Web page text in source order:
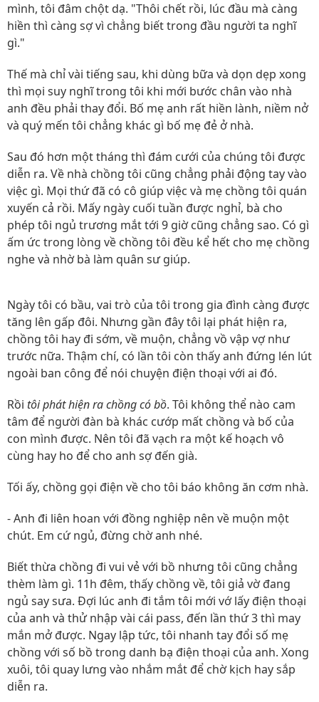
mình, tôi đâm chột dạ. "Thôi chết rồi, lúc đầu mà càng
hiền thì càng sợ vì chẳng biết trong đầu người ta nghĩ
gì."
Thế mà chỉ vài tiếng sau, khi dùng bữa và dọn dẹp xong
thì mọi suy nghĩ trong tôi khi mới bước chân vào nhà
anh đều phải thay đổi. Bố mẹ anh rất hiền lành, niềm nở
và quý mến tôi chẳng khác gì bố mẹ đẻ ở nhà.
Sau đó hơn một tháng thì đám cưới của chúng tôi được
diễn ra. Về nhà chồng tôi cũng chẳng phải động tay vào
việc gì. Mọi thứ đã có cô giúp việc và mẹ chồng tôi quán
xuyến cả rồi. Mấy ngày cuối tuần được nghỉ, bà cho
phép tôi ngủ trương mắt tới 9 giờ cũng chẳng sao. Có gì
ấm ức trong lòng về chồng tôi đều kể hết cho mẹ chồng
nghe và nhờ bà làm quân sư giúp.
Ngày tôi có bầu, vai trò của tôi trong gia đình càng được
tăng lên gấp đôi. Nhưng gần đây tôi lại phát hiện ra,
chồng tôi hay đi sớm, về muộn, chẳng vồ vập vợ như
trước nữa. Thậm chí, có lần tôi còn thấy anh đứng lén lút
ngoài ban công để nói chuyện điện thoại với ai đó.
Rồi tôi phát hiện ra chồng có bồ. Tôi không thể nào cam
tâm để người đàn bà khác cướp mất chồng và bố của
con mình được. Nên tôi đã vạch ra một kế hoạch vô
cùng hay ho để cho anh sợ đến già.
Tối ấy, chồng gọi điện về cho tôi báo không ăn cơm nhà.
- Anh đi liên hoan với đồng nghiệp nên về muộn một
chút. Em cứ ngủ, đừng chờ anh nhé.
Biết thừa chồng đi vui vẻ với bồ nhưng tôi cũng chẳng
thèm làm gì. 11h đêm, thấy chồng về, tôi giả vờ đang
ngủ say sưa. Đợi lúc anh đi tắm tôi mới vớ lấy điện thoại
của anh và thử nhập vài cái pass, đến lần thứ 3 thì may
mắn mở được. Ngay lập tức, tôi nhanh tay đổi số mẹ
chồng với số bồ trong danh bạ điện thoại của anh. Xong
xuôi, tôi quay lưng vào nhắm mắt để chờ kịch hay sắp
diễn ra.